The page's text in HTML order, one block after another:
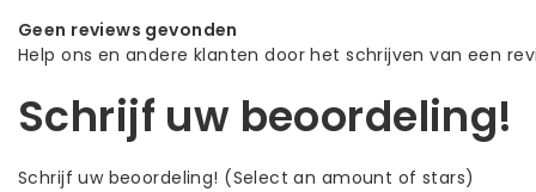
Geen reviews gevonden
Help ons en andere klanten door het schrijven van een
Schrijf uw beoordeling!
Schrijf uw beoordeling! (Select an amount of stars)